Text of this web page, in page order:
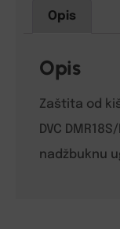
Opis
Opis
Zaštita od
DVC
nadžbuknu